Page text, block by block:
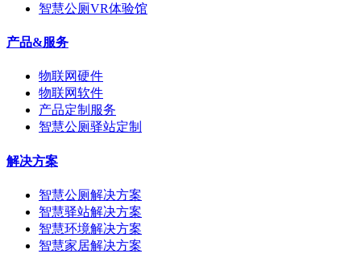
智慧公厕VR体验馆
产品&服务
物联网硬件
物联网软件
产品定制服务
智慧公厕驿站定制
解决方案
智慧公厕解决方案
智慧驿站解决方案
智慧环境解决方案
智慧家居解决方案